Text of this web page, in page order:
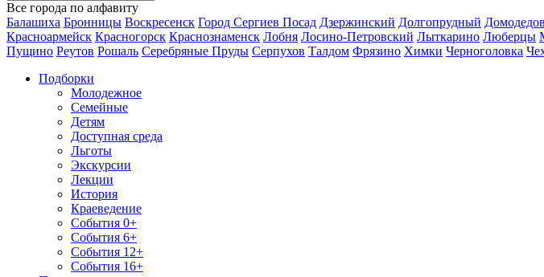
Все города по алфавиту
Балашиха Бронницы Воскресенск Город Сергиев Посад Дзержинский Долгопрудный
Красноармейск Красногорск Краснознаменск Лобня Лосино-Петровский Лыткарино Люберцы
Пущино Реутов Рошаль Серебряные Пруды Серпухов Талдом Фрязино Химки Черноголовка
Подборки
Молодежное
Семейные
Детям
Доступная среда
Льготы
Экскурсии
Лекции
История
Краеведение
События 0+
События 6+
События 12+
События 16+